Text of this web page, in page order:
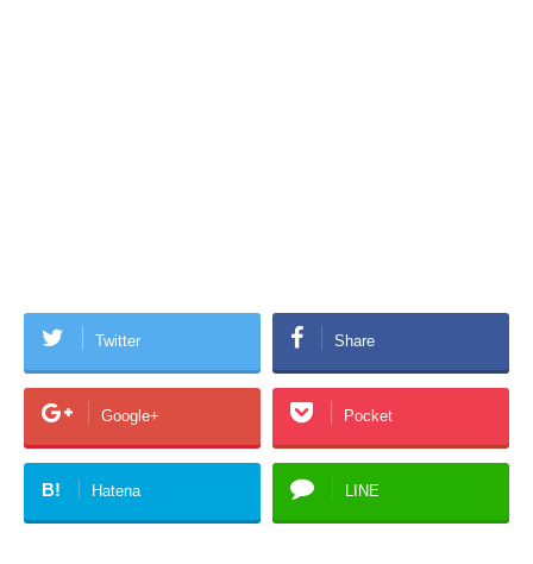
Twitter Share
Google+ Pocket
B! Hatena LINE